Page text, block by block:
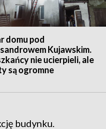
domu pod
Kujawskim.
nie ucierpieli, ale
są ogromne
budynku.